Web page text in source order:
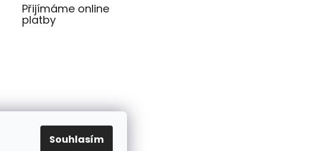
Souhlasím
Přijímáme online
platby